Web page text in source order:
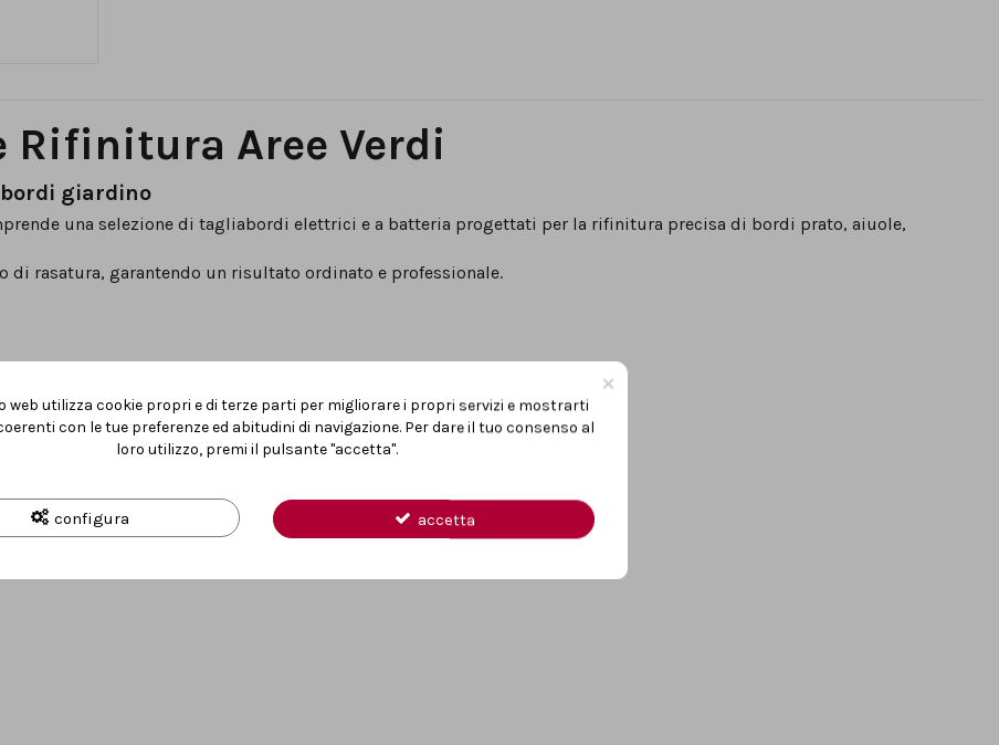
Rifinitura Aree Verdi
giardino
una selezione di tagliabordi elettrici e a batteria progettati per la rifinitura precisa di bordi prato, aiuole,
rasatura, garantendo un risultato ordinato e professionale.
frequente.
×
web utilizza cookie propri e di terze parti per migliorare i propri servizi e mostrarti
con le tue preferenze ed abitudini di navigazione. Per dare il tuo consenso al
loro utilizzo, premi il pulsante "accetta".
configura accetta